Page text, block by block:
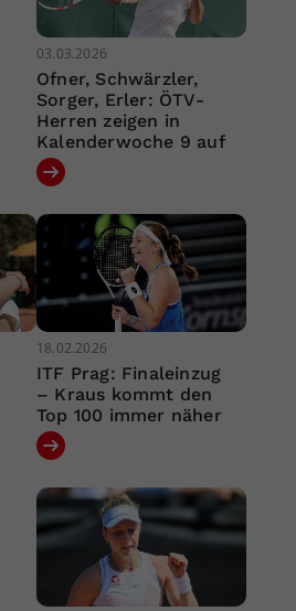
03.03.2026
Ofner, Schwärzler,
Sorger, Erler: ÖTV-
Herren zeigen in
Kalenderwoche 9 auf
18.02.2026
ITF Prag: Finaleinzug
– Kraus kommt den
Top 100 immer näher